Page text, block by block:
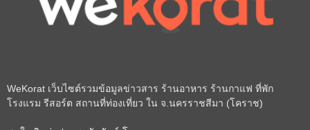
WeKorat เว็บไซต์รวมข้อมูลข่าวสาร ร้านอาหาร ร้านกาแฟ ที่พัก
โรงแรม รีสอร์ต สถานที่ท่องเที่ยว ใน จ.นครราชสีมา (โคราช)